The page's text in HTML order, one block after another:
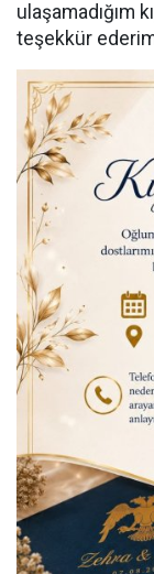
ulaşamadığım
teşekkür